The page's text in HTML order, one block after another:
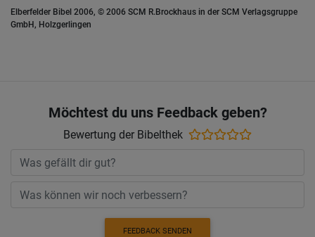
Elberfelder Bibel 2006, © 2006 SCM R.Brockhaus in der SCM Verlagsgruppe
GmbH, Holzgerlingen
Möchtest du uns Feedback geben?
Bewertung der Bibelthek
FEEDBACK SENDEN